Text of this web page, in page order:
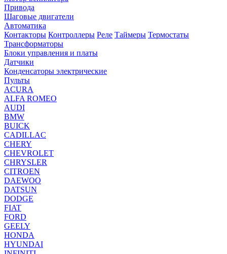
Привода
Шаговые двигатели
Автоматика
Контакторы Контроллеры Реле Таймеры Термостаты
Трансформаторы
Блоки управления и платы
Датчики
Конденсаторы электрические
Пульты
ACURA
ALFA ROMEO
AUDI
BMW
BUICK
CADILLAC
CHERY
CHEVROLET
CHRYSLER
CITROEN
DAEWOO
DATSUN
DODGE
FIAT
FORD
GEELY
HONDA
HYUNDAI